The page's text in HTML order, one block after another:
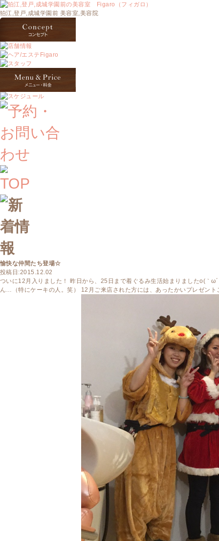
狛江,登戸,成城学園前 美容室,美容院
愉快な仲間たち登場☆
投稿日:2015.12.02
ついに12月入りました！ 昨日から、25日まで着ぐるみ生活始まりましたo(｀
ん…（特にケーキの人。笑） 12月ご来店された方には、あったかいプレゼン